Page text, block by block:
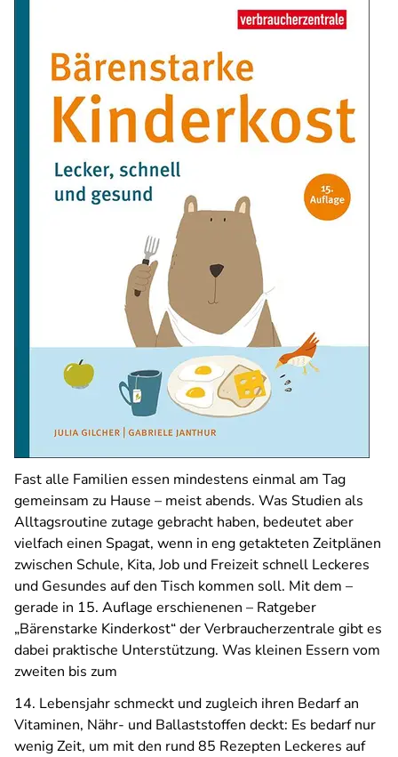
Fast alle Familien essen mindestens einmal am Tag
gemeinsam zu Hause – meist abends. Was Studien als
Alltagsroutine zutage gebracht haben, bedeutet aber
vielfach einen Spagat, wenn in eng getakteten Zeitplänen
zwischen Schule, Kita, Job und Freizeit schnell Leckeres
und Gesundes auf den Tisch kommen soll. Mit dem –
gerade in 15. Auflage erschienenen – Ratgeber
„Bärenstarke Kinderkost“ der Verbraucherzentrale gibt es
dabei praktische Unterstützung. Was kleinen Essern vom
zweiten bis zum
14. Lebensjahr schmeckt und zugleich ihren Bedarf an
Vitaminen, Nähr- und Ballaststoffen deckt: Es bedarf nur
wenig Zeit, um mit den rund 85 Rezepten Leckeres auf